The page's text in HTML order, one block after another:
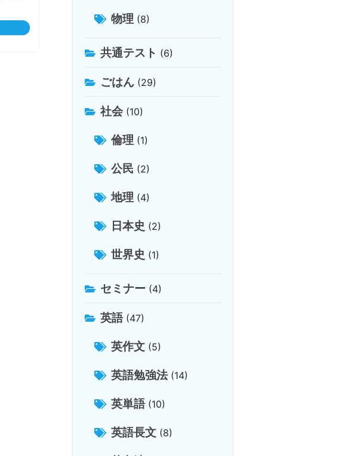
物理 (8)
共通テスト (6)
ごはん(29)
社会(10)
倫理 (1)
公民 (2)
地理 (4)
日本史 (2)
世界史 (1)
セミナー (4)
英語(47)
英作文(5)
英語勉強法(14)
英単語(10)
英語長文(8)